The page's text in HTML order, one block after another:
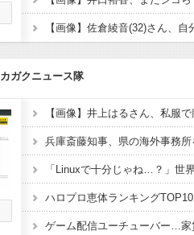
カガクニュース隊
ハロプロ恵体ランキングTOP10